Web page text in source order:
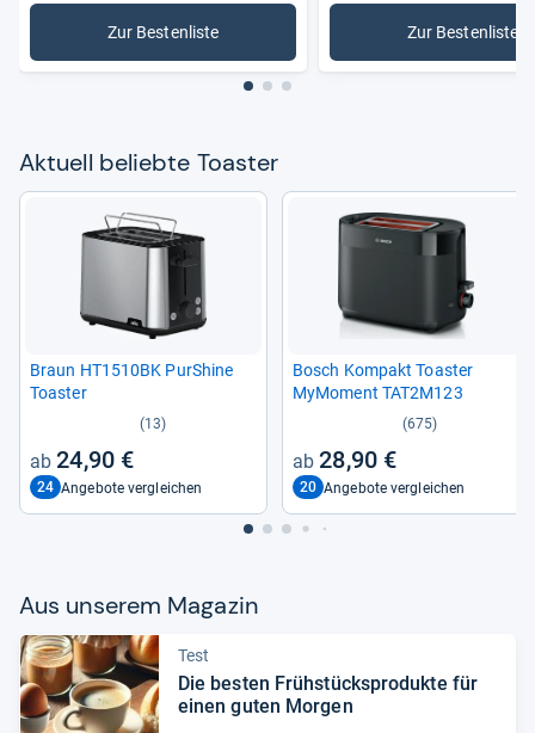
Zur Bestenliste
: Toaster Zur Bestenliste
:
Aktu­ell beliebte Toas­ter
Braun HT1510BK PurS­hine
Toas­ter
(13)
24,90 €
24 Angebote vergleichen
Bosch Kom­pakt Toas­ter
MyMo­ment TAT2M123
(675)
28,90 €
20 Angebote vergleichen
Aus unse­rem Maga­zin
Test
Die bes­ten Früh­stück­s­pro­dukte für
einen guten Mor­gen